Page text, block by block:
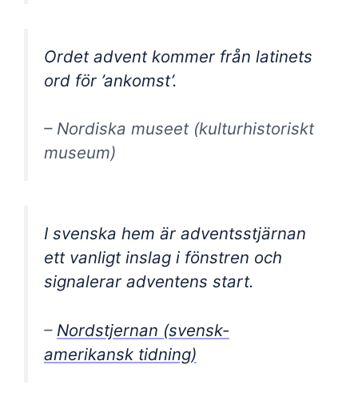
Ordet advent kommer från latinets
ord för ’ankomst’.
– Nordiska museet (kulturhistoriskt
museum)
I svenska hem är adventsstjärnan
ett vanligt inslag i fönstren och
signalerar adventens start.
– Nordstjernan (svensk-
amerikansk tidning)